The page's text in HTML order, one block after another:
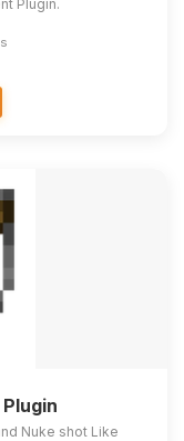
Plugin.
Nuke shot Like